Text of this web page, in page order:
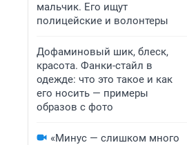
мальчик. Его ищут
полицейские и волонтеры
Дофаминовый шик, блеск,
красота. Фанки-стайл в
одежде: что это такое и как
его носить — примеры
образов с фото
«Минус — слишком много